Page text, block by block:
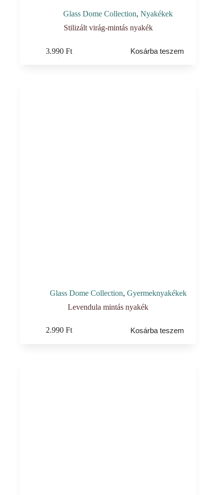
Glass Dome Collection,Nyakékek
Stilizált virág-mintás nyakék
3.990Ft Kosárba teszem
Glass Dome Collection, Gyermeknyakékek
Levendula mintás nyakék
2.990Ft Kosárba teszem